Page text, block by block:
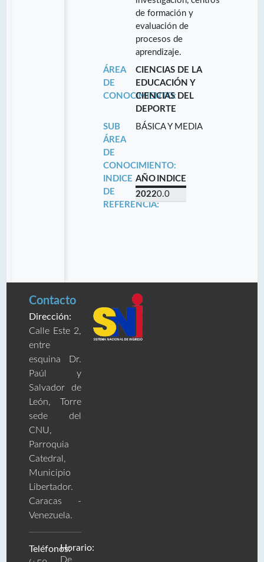
de formación y
evaluación de
procesos de
aprendizaje.
ÁREA
DE
CONOCIMIENTO:
CIENCIAS DE LA
EDUCACIÓN Y
CIENCIAS DEL
DEPORTE
SUB
ÁREA
DE
CONOCIMIENTO:
BÁSICA Y MEDIA
INDICE
DE
REFERENCIA:
AÑO INDICE
20220.0
Contacto
Dirección:
Calle Este 2,
entre
esquina Dr.
Paúl y
Salvador de
León, Torre
sede del
CNU,
Parroquia
Catedral,
Municipio
Libertador.
Caracas -
Venezuela.
Teléfonos:Horario:
De